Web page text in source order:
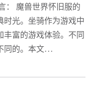
： 魔兽世界怀旧服的
光。坐骑作为游戏中
富的游戏体验。不同
同的。本文...